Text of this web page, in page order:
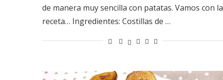
de manera muy sencilla con patatas. Vamos con la
receta… Ingredientes: Costillas de …